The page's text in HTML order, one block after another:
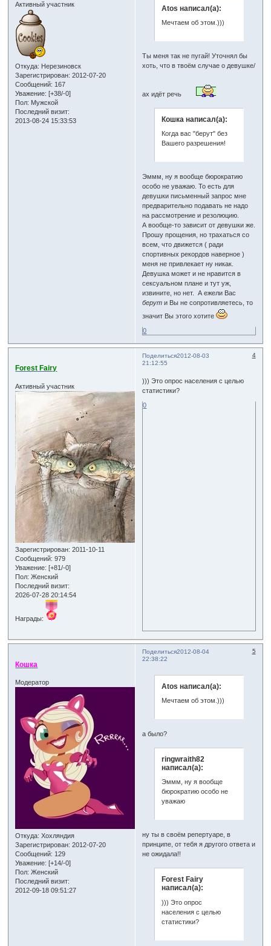
Активный участник
Откуда: Нерезиновск
Зарегистрирован: 2012-07-20
Сообщений: 167
Уважение: [+38/-0]
Пол: Мужской
Последний визит:
2013-08-24 15:33:53
Atos написал(а):
Мечтаем об этом.)))
Ты меня так не пугай! Уточнял бы
хоть, что в твоём случае о девушке/
ах идёт речь
Кошка написал(а):
Когда вас "берут" без
Вашего разрешения!
Эммм, ну я вообще бюрократию
особо не уважаю. То есть для
девушки письменный запрос мне
предварительно подавать не надо
на рассмотрение и резолюцию.
А вообще-то зависит от девушки же.
Прошу прощения, но трахаться со
всем, что движется ( ради
спортивных рекордов наверное )
меня не привлекает ну никак.
Девушка может и не нравится в
сексуальном плане и тут уж,
извините, но нет. А ежели Вас
берут и Вы не сопротивляетесь, то
значит Вы этого хотите
0
Поделиться 4
2012-08-03
21:12:55
Forest Fairy
Активный участник
Зарегистрирован: 2011-10-11
Сообщений: 979
Уважение: [+81/-0]
Пол: Женский
Последний визит:
2026-07-28 20:14:54
Награды:
))) Это опрос населения с целью
статистики?
0
Поделиться 5
2012-08-04
22:38:22
Кошка
Модератор
Откуда: Хохляндия
Зарегистрирован: 2012-07-20
Сообщений: 129
Уважение: [+14/-0]
Пол: Женский
Последний визит:
2012-09-18 09:51:27
Atos написал(а):
Мечтаем об этом.)))
а было?
ringwraith82
написал(а):
Эммм, ну я вообще
бюрократию особо не
уважаю
ну ты в своём репертуаре, в
принципе, от тебя я другого ответа и
не ожидала!!
Forest Fairy
написал(а):
))) Это опрос
населения с целью
статистики?